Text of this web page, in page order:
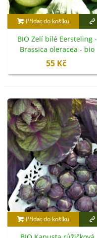
Přidat do košíku
BIO Zelí bílé Eersteling -
Brassica oleracea - bio
semena - 20 ks
55 Kč
Přidat do košíku